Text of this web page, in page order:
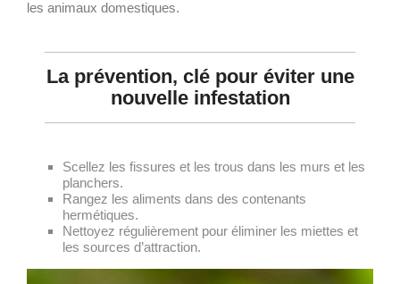
les animaux domestiques.
La prévention, clé pour éviter une
nouvelle infestation
Scellez les fissures et les trous dans les murs et les
planchers.
Rangez les aliments dans des contenants
hermétiques.
Nettoyez régulièrement pour éliminer les miettes et
les sources d’attraction.